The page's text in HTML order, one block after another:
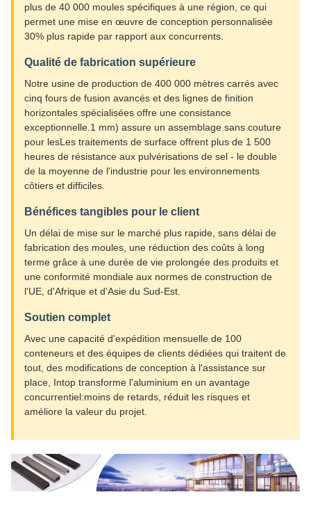
plus de 40 000 moules spécifiques à une région, ce qui
permet une mise en œuvre de conception personnalisée
30% plus rapide par rapport aux concurrents.
Qualité de fabrication supérieure
Notre usine de production de 400 000 mètres carrés avec
cinq fours de fusion avancés et des lignes de finition
horizontales spécialisées offre une consistance
exceptionnelle.1 mm) assure un assemblage sans couture
pour lesLes traitements de surface offrent plus de 1 500
heures de résistance aux pulvérisations de sel - le double
de la moyenne de l'industrie pour les environnements
côtiers et difficiles.
Bénéfices tangibles pour le client
Un délai de mise sur le marché plus rapide, sans délai de
fabrication des moules, une réduction des coûts à long
terme grâce à une durée de vie prolongée des produits et
une conformité mondiale aux normes de construction de
l'UE, d'Afrique et d'Asie du Sud-Est.
Soutien complet
Avec une capacité d'expédition mensuelle de 100
conteneurs et des équipes de clients dédiées qui traitent de
tout, des modifications de conception à l'assistance sur
place, Intop transforme l'aluminium en un avantage
concurrentiel:moins de retards, réduit les risques et
améliore la valeur du projet.